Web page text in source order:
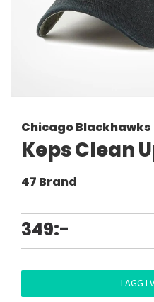
Chicago Blackhawks
Keps Clean
47 Brand
349:-
LÄGG I